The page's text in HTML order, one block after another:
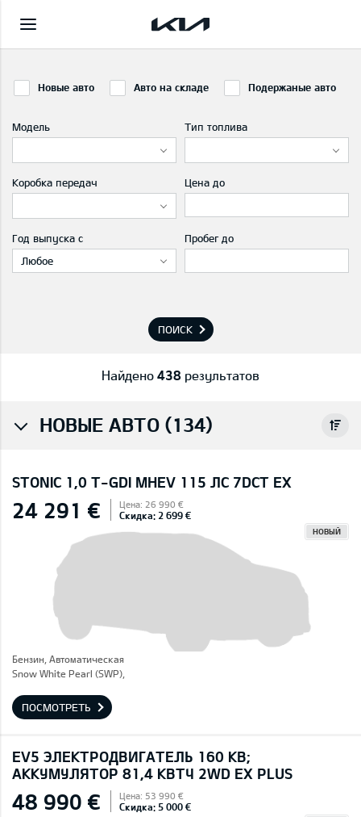
Новые авто Авто на складе Подержаные авто
Модель Тип топлива
Коробка передач Цена до
Год выпуска с
Любое
Пробег до
ПОИСК
Найдено 438 результатов
НОВЫЕ АВТО (134)
STONIC 1,0 T-GDI MHEV 115 ЛС 7DCT EX
24 291 € Цена: 26 990 €
Скидка: 2 699 €
НОВЫЙ
Бензин, Автоматическая
Snow White Pearl (SWP),
ПОСМОТРЕТЬ
EV5 ЭЛЕКТРОДВИГАТЕЛЬ 160 КВ;
AККУМУЛЯТОР 81,4 КВТЧ 2WD EX PLUS
48 990 € Цена: 53 990 €
Скидка: 5 000 €